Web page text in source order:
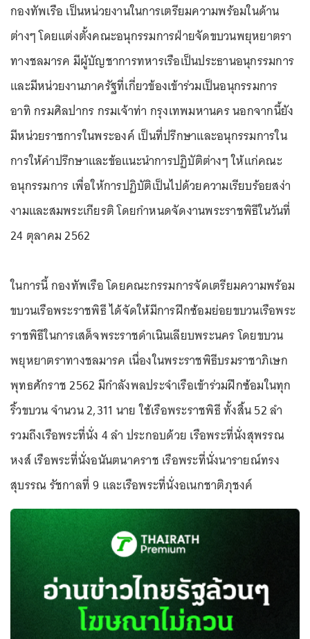
กองทัพเรือ เป็นหน่วยงานในการเตรียมความพร้อมในด้าน
ต่างๆ โดยแต่งตั้งคณะอนุกรรมการฝ่ายจัดขบวนพยุหยาตรา
ทางชลมารค มีผู้บัญชาการทหารเรือเป็นประธานอนุกรรมการ
และมีหน่วยงานภาครัฐที่เกี่ยวข้องเข้าร่วมเป็นอนุกรรมการ
อาทิ กรมศิลปากร กรมเจ้าท่า กรุงเทพมหานคร นอกจากนี้ยัง
มีหน่วยราชการในพระองค์ เป็นที่ปรึกษาและอนุกรรมการใน
การให้คำปรึกษาและข้อแนะนำการปฏิบัติต่างๆ ให้แก่คณะ
อนุกรรมการ เพื่อให้การปฏิบัติเป็นไปด้วยความเรียบร้อยสง่า
งามและสมพระเกียรติ โดยกำหนดจัดงานพระราชพิธีในวันที่
24 ตุลาคม 2562
ในการนี้ กองทัพเรือ โดยคณะกรรมการจัดเตรียมความพร้อม
ขบวนเรือพระราชพิธี ได้จัดให้มีการฝึกซ้อมย่อยขบวนเรือพระ
ราชพิธีในการเสด็จพระราชดำเนินเลียบพระนคร โดยขบวน
พยุหยาตราทางชลมารค เนื่องในพระราชพิธีบรมราชาภิเษก
พุทธศักราช 2562 มีกำลังพลประจำเรือเข้าร่วมฝึกซ้อมในทุก
ริ้วขบวน จำนวน 2,311 นาย ใช้เรือพระราชพิธี ทั้งสิ้น 52 ลำ
รวมถึงเรือพระที่นั่ง 4 ลำ ประกอบด้วย เรือพระที่นั่งสุพรรณ
หงส์ เรือพระที่นั่งอนันตนาคราช เรือพระที่นั่งนารายณ์ทรง
สุบรรณ รัชกาลที่ 9 และเรือพระที่นั่งอเนกชาติภุชงค์